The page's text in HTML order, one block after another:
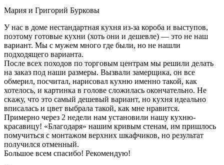
Мария и Григорий Бурковы
У нас в доме нестандартная кухня из-за короба и выступов,
поэтому готовые кухни (хоть они и дешевле) — это не наш
вариант. Мы с мужем много где были, но не нашли
подходящего варианта.
После всех походов по торговым центрам мы решили делать
на заказ под наши размеры. Вызвали замерщика, он все
обмерил, посчитал, нарисовал кухню именно такой, как
хотелось, и картинка в голове сложилась окончательно. Не
скажу, что это самый дешевый вариант, но кухня идеально
вписалась и цвет выбрала такой, как мне нравится.
Примерно через 2 недели нам установили нашу кухню-
красавицу! «Благодаря» нашим кривым стенам, им пришлось
помучиться с монтажом верхних шкафчиков, но результат
получился отменный.
Большое всем спасибо! Рекомендую!